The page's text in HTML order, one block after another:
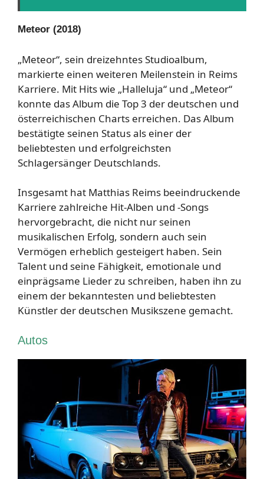
Meteor (2018)
„Meteor“, sein dreizehntes Studioalbum,
markierte einen weiteren Meilenstein in Reims
Karriere. Mit Hits wie „Halleluja“ und „Meteor“
konnte das Album die Top 3 der deutschen und
österreichischen Charts erreichen. Das Album
bestätigte seinen Status als einer der
beliebtesten und erfolgreichsten
Schlagersänger Deutschlands.
Insgesamt hat Matthias Reims beeindruckende
Karriere zahlreiche Hit-Alben und -Songs
hervorgebracht, die nicht nur seinen
musikalischen Erfolg, sondern auch sein
Vermögen erheblich gesteigert haben. Sein
Talent und seine Fähigkeit, emotionale und
einprägsame Lieder zu schreiben, haben ihn zu
einem der bekanntesten und beliebtesten
Künstler der deutschen Musikszene gemacht.
Autos